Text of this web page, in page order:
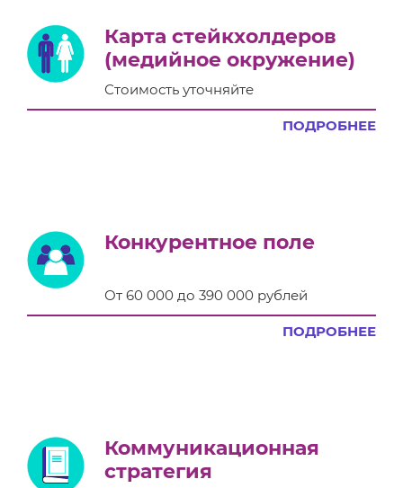
Карта стейкхолдеров
(медийное окружение)
Стоимость уточняйте
ПОДРОБНЕЕ
Конкурентное поле
От 60 000 до 390 000 рублей
ПОДРОБНЕЕ
Коммуникационная
стратегия